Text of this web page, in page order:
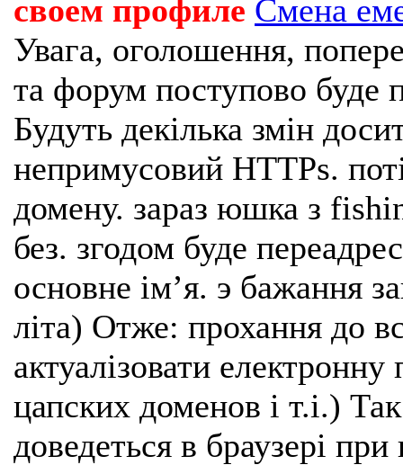
своем профиле Смена
Увага, оголошення,
та форум поступово буде
Будуть декілька змін
непримусовий HTTPs.
домену. зараз юшка з
без. згодом буде
основне імʼя. э бажання
літа) Отже: прохання до
актуалізовати
цапских доменов і т.і.)
доведеться в браузері